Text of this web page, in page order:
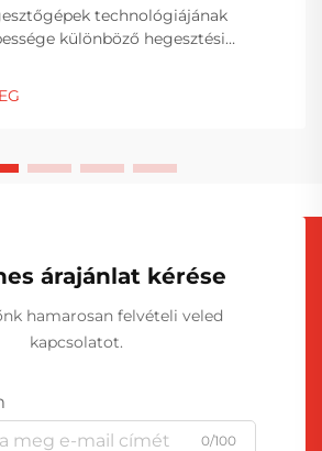
technológiájának
különböző hegesztési
a fejlett elektronikus
árajánlat kérése
hamarosan felvételi veled
kapcsolatot.
0/100